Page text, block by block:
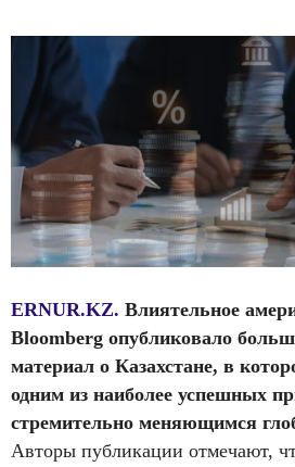
ERNUR.KZ. Влиятельное
Bloomberg опубликовало
материал о Казахстане, в
одним из наиболее успешных
стремительно меняющимся
Авторы публикации отмечают,